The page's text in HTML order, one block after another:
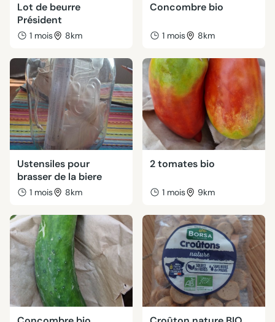
Lot de beurre
Président
1 mois 8km
Concombre bio
1 mois 8km
Ustensiles pour
brasser de la biere
1 mois 8km
2 tomates bio
1 mois 9km